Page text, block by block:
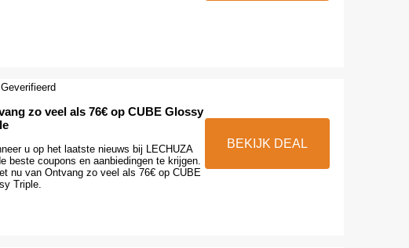
Geverifieerd
zo veel als 76€ op CUBE Glossy
u op het laatste nieuws bij LECHUZA
beste coupons en aanbiedingen te krijgen.
nu van Ontvang zo veel als 76€ op CUBE
Triple.
BEKIJK DEAL